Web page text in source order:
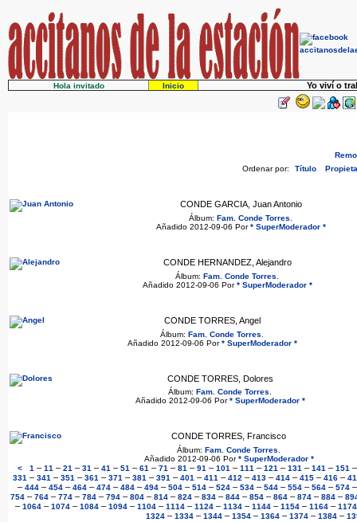
Hola invitado Inicio Yo viví o
Ordenar por:
Título
CONDE GARCIA, Juan Antonio
Álbum: Fam. Conde Torres
Añadido 2012-09-06 Por* SuperModerador *
CONDE HERNANDEZ, Alejandro
Álbum: Fam. Conde Torres
Añadido 2012-09-06 Por* SuperModerador *
CONDE TORRES, Angel
Álbum: Fam. Conde Torres
Añadido 2012-09-06 Por* SuperModerador *
CONDE TORRES, Dolores
Álbum: Fam. Conde Torres.
Añadido 2012-09-06 Por* SuperModerador *
CONDE TORRES, Francisco
Álbum: Fam. Conde Torres
Añadido 2012-09-06 Por* SuperModerador *
<
1 – 11 – 21 – 31 – 41 – 51 – 61 – 71 – 81 – 91 – 101 – 111 – 121 – 131 – 141 – 151
331 – 341 – 351 – 361 – 371 – 381 – 391 – 401 – 411 – 412 – 413 – 414 – 415 – 416 –
– 444 – 454 – 464 – 474 – 484 – 494 – 504 – 514 – 524 – 534 – 544 – 554 – 564 – 574
754 – 764 – 774 – 784 – 794 – 804 – 814 – 824 – 834 – 844 – 854 – 864 – 874 – 884 –
– 1064 – 1074 – 1084 – 1094 – 1104 – 1114 – 1124 – 1134 – 1144 – 1154 – 1164 – 1174
1324– 1334– 1344– 1354– 1364– 1374– 1384–